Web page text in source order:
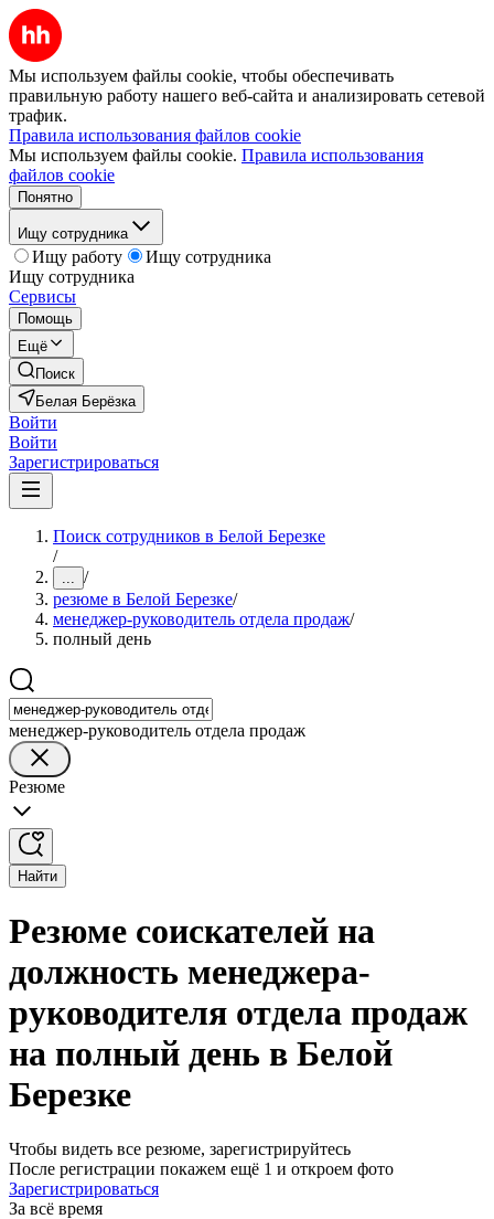
Мы используем файлы cookie, чтобы обеспечивать
правильную работу нашего веб-сайта и анализировать сетевой
трафик.
Правила использования файлов cookie
Мы используем файлы cookie. Правила использования
файлов cookie
Понятно
Ищу сотрудника
Ищу работу
Ищу сотрудника
Ищу сотрудника
Сервисы
Помощь
Ещё
Поиск
Белая Берёзка
Войти
Войти
Зарегистрироваться
Поиск сотрудников в Белой Березке
/
... /
резюме в Белой Березке/
менеджер-руководитель отдела продаж/
полный день
менеджер-руководитель отдела продаж
Резюме
Найти
Резюме соискателей на
должность менеджера-
руководителя отдела продаж
на полный день в Белой
Березке
Чтобы видеть все резюме, зарегистрируйтесь
После регистрации покажем ещё 1 и откроем фото
Зарегистрироваться
За всё время